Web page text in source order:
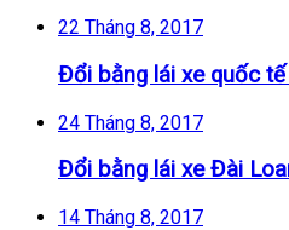
22 Tháng 8, 2017
Đổi bằng lái xe quốc tế
24 Tháng 8, 2017
Đổi bằng lái xe Đài
14 Tháng 8, 2017